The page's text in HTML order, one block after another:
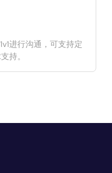
进行沟通，可支持定
持。